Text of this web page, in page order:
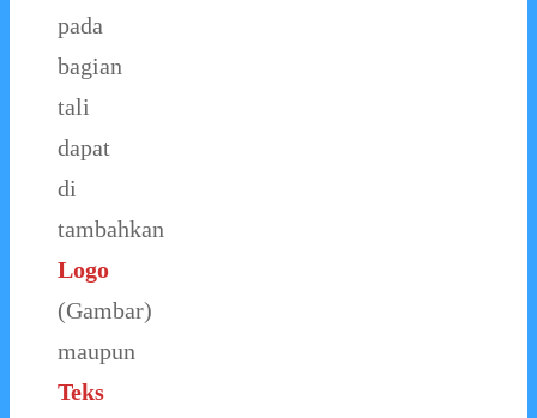
pada
bagian
tali
dapat
di
tambahkan
Logo
(Gambar)
maupun
Teks